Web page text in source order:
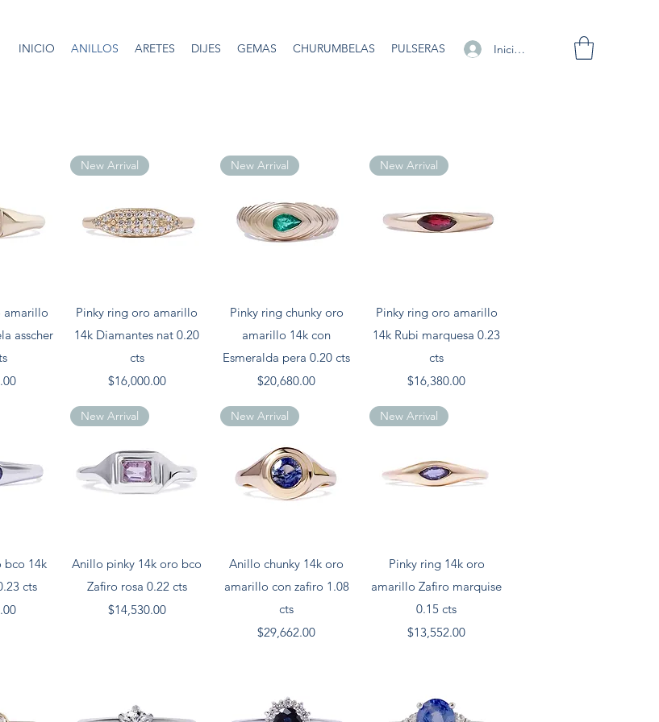
Iniciar sesión
INICIO ANILLOS ARETES DIJES GEMAS CHURUMBELAS PULSERAS
amarillo
asscher
Vista rápida
New Arrival
Pinky ring oro amarillo
14k Diamantes nat 0.20
cts
Precio
$16,000.00
Vista rápida
New Arrival
Pinky ring chunky oro
amarillo 14k con
Esmeralda pera 0.20 cts
Precio
$20,680.00
Vista rápida
New Arrival
Pinky ring oro amarillo
14k Rubi marquesa 0.23
cts
Precio
$16,380.00
bco 14k
cts
Vista rápida
New Arrival
Anillo pinky 14k oro bco
Zafiro rosa 0.22 cts
Precio
$14,530.00
Vista rápida
New Arrival
Anillo chunky 14k oro
amarillo con zafiro 1.08
cts
Precio
$29,662.00
Vista rápida
New Arrival
Pinky ring 14k oro
amarillo Zafiro marquise
0.15 cts
Precio
$13,552.00